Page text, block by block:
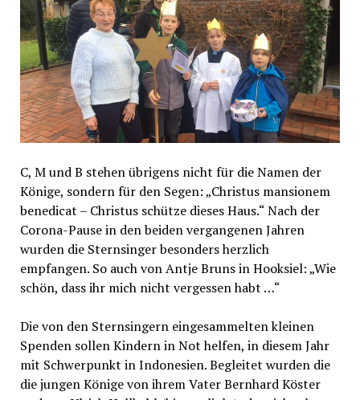
C, M und B stehen übrigens nicht für die Namen der
Könige, sondern für den Segen: „Christus mansionem
benedicat – Christus schütze dieses Haus.“ Nach der
Corona-Pause in den beiden vergangenen Jahren
wurden die Sternsinger besonders herzlich
empfangen. So auch von Antje Bruns in Hooksiel: „Wie
schön, dass ihr mich nicht vergessen habt …“
Die von den Sternsingern eingesammelten kleinen
Spenden sollen Kindern in Not helfen, in diesem Jahr
mit Schwerpunkt in Indonesien. Begleitet wurden die
die jungen Könige von ihrem Vater Bernhard Köster